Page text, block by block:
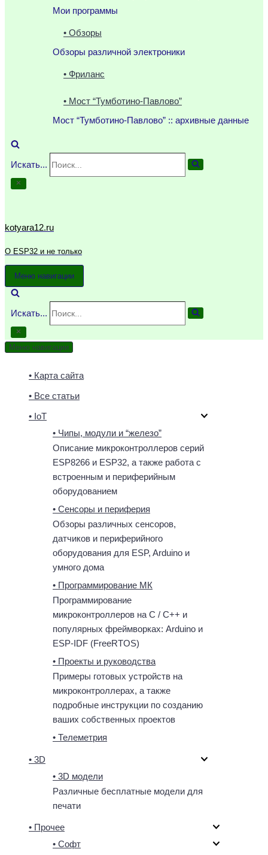
Мои программы
• Обзоры
Обзоры различной электроники
• Фриланс
• Мост “Тумботино-Павлово”
Мост “Тумботино-Павлово” :: архивные данные
Искать...
kotyara12.ru
О ESP32 и не только
Меню навигации
Искать...
Меню навигации
• Карта сайта
• Все статьи
• IoT
• Чипы, модули и “железо”
Описание микроконтроллеров серий
ESP8266 и ESP32, а также работа с
встроенным и периферийным
оборудованием
• Сенсоры и периферия
Обзоры различных сенсоров,
датчиков и периферийного
оборудования для ESP, Arduino и
умного дома
• Программирование МК
Программирование
микроконтроллеров на C / C++ и
популярных фреймворках: Arduino и
ESP-IDF (FreeRTOS)
• Проекты и руководства
Примеры готовых устройств на
микроконтроллерах, а также
подробные инструкции по созданию
ваших собственных проектов
• Телеметрия
• 3D
• 3D модели
Различные бесплатные модели для
печати
• Прочее
• Софт